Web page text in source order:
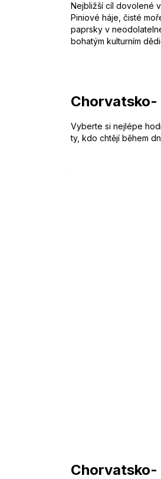
Nejbližší cíl dovolené
Piniové háje, čisté
paprsky v
bohatým kulturním
Chorvatsko-
Vyberte si nejlépe
ty, kdo chtějí během
Chorvatsko-